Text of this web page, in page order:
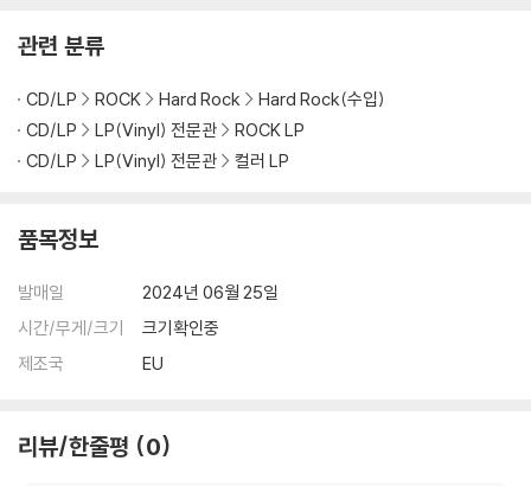
있습니다.
등이 발생할 수 있습니다.
※ 반품/교환 안내
다.
문의 바랍니다.
2) LP는 잦은 배송 과정에서 재킷에 손상이 발생할 가능성이 높고 재판매
가 어려우므로 신중한 구매를 부탁드립니다.
관련 분류
CD/LP ROCK Hard Rock
Hard Rock(수입)
CD/LP
LP(Vinyl) 전문관
ROCK LP
CD/LP
LP(Vinyl) 전문관 컬러 LP
품목정보
발매일
2024년 06월 25일
시간/무게/크기
크기확인중
제조국
EU
리뷰/한줄평 0